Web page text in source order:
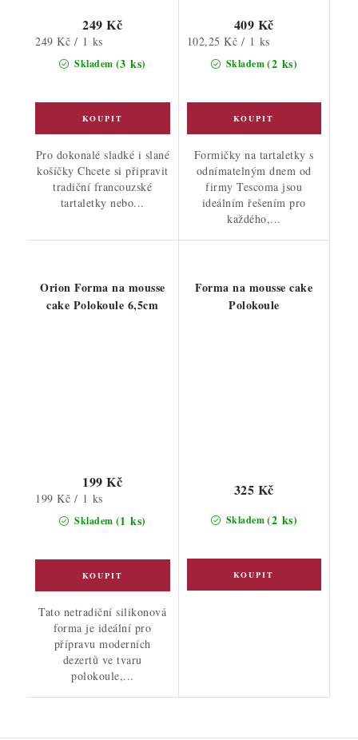
Skladem (3 ks)
249 Kč
Měrná
249 Kč / 1 ks
Pro dokonalé sladké i slané
košíčky Chcete si připravit
tradiční francouzské
tartaletky nebo...
Skladem(2 ks)
409 Kč
Měrná
102,25 Kč / 1 ks
Formičky na tartaletky s
odnímatelným dnem od
firmy Tescoma jsou
ideálním řešením pro
každého,...
Orion Forma na mousse
cake Polokoule 6,5cm
Skladem (1 ks)
199 Kč
Měrná
199 Kč / 1 ks
Tato netradiční silikonová
forma je ideální pro
přípravu moderních
dezertů ve tvaru
polokoule,...
Forma na mousse cake
Polokoule
Skladem(2 ks)
325 Kč